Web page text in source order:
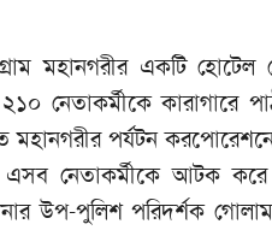
মহানগরীর একটি হোটেল
২১০ নেতাকর্মীকে
পর্যটন
এসব নেতাকর্মীকে আটক
উপ-পুলিশ পরিদর্শক